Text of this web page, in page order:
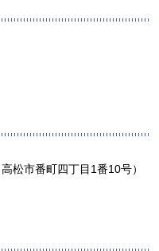
松市番町四丁目1番10号）